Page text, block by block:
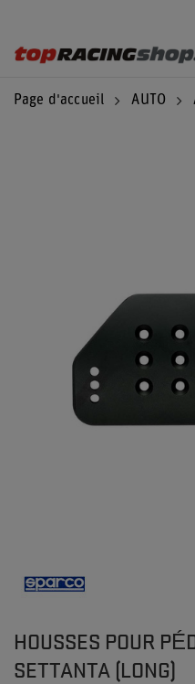
Page d'accueil AUTO
HOUSSES POUR
SETTANTA (LONG)